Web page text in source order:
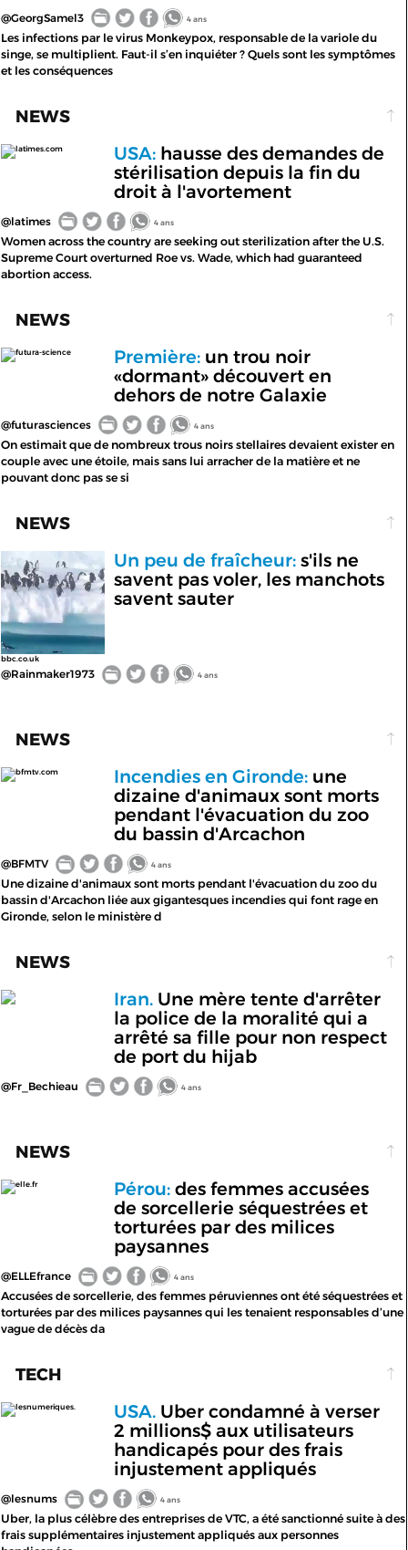
@GeorgSamel3 4 ans
Les infections par le virus Monkeypox, responsable de la variole du
singe, se multiplient. Faut-il s’en inquiéter ? Quels sont les symptômes
et les conséquences
NEWS
latimes.com USA:hausse des demandes de
stérilisation depuis la fin du
droit à l'avortement
@latimes 4 ans
Women across the country are seeking out sterilization after the U.S.
Supreme Court overturned Roe vs. Wade, which had guaranteed
abortion access.
NEWS
futura-science Première:un trou noir
«dormant» découvert en
dehors de notre Galaxie
@futurasciences 4 ans
On estimait que de nombreux trous noirs stellaires devaient exister en
couple avec une étoile, mais sans lui arracher de la matière et ne
pouvant donc pas se si
NEWS
bbc.co.uk
Un peu de fraîcheur:s'ils ne
savent pas voler, les manchots
savent sauter
@Rainmaker1973 4 ans
NEWS
bfmtv.com Incendies en Gironde:une
dizaine d'animaux sont morts
pendant l'évacuation du zoo
du bassin d'Arcachon
@BFMTV 4 ans
Une dizaine d'animaux sont morts pendant l'évacuation du zoo du
bassin d'Arcachon liée aux gigantesques incendies qui font rage en
Gironde, selon le ministère d
NEWS
Iran.Une mère tente d'arrêter
la police de la moralité qui a
arrêté sa fille pour non respect
de port du hijab
@Fr_Bechieau 4 ans
NEWS
elle.fr Pérou:des femmes accusées
de sorcellerie séquestrées et
torturées par des milices
paysannes
@ELLEfrance 4 ans
Accusées de sorcellerie, des femmes péruviennes ont été séquestrées et
torturées par des milices paysannes qui les tenaient responsables d’une
vague de décès da
TECH
lesnumeriques. USA.Uber condamné à verser
2 millions$ aux utilisateurs
handicapés pour des frais
injustement appliqués
@lesnums 4 ans
Uber, la plus célèbre des entreprises de VTC, a été sanctionné suite à des
frais supplémentaires injustement appliqués aux personnes